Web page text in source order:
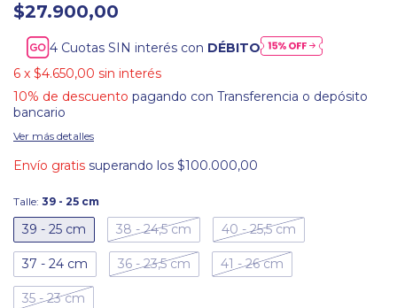
$27.900,00
Cuotas SIN interés con DÉBITO
6 x $4.650,00 sin interés
10% de descuento pagando con Transferencia o depósito
bancario
Ver más detalles
Envío gratis superando los $100.000,00
Talle: 39 - 25 cm
39 - 25 cm 38 - 24,5 cm 40 - 25,5 cm
37 - 24 cm 36 - 23,5 cm 41 - 26 cm
35 - 23 cm